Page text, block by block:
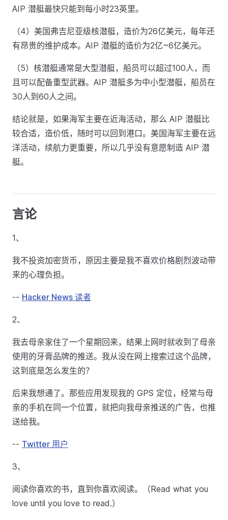
AIP 潜艇最快只能到每小时23英里。
（4）美国弗吉尼亚级核潜艇，造价为26亿美元，每年还
有昂贵的维护成本。AIP 潜艇的造价为2亿~6亿美元。
（5）核潜艇通常是大型潜艇，船员可以超过100人，而
且可以配备重型武器。AIP 潜艇多为中小型潜艇，船员在
30人到60人之间。
结论就是，如果海军主要在近海活动，那么 AIP 潜艇比
较合适，造价低，随时可以回到港口。美国海军主要在远
洋活动，续航力更重要，所以几乎没有意愿制造 AIP 潜
艇。
言论
1、
我不投资加密货币，原因主要是我不喜欢价格剧烈波动带
来的心理负担。
-- Hacker News 读者
2、
我去母亲家住了一个星期回来，结果上网时就收到了母亲
使用的牙膏品牌的推送。我从没在网上搜索过这个品牌，
这到底是怎么发生的？
后来我想通了。那些应用发现我的 GPS 定位，经常与母
亲的手机在同一个位置，就把向我母亲推送的广告，也推
送给我。
-- Twitter 用户
3、
阅读你喜欢的书，直到你喜欢阅读。（Read what you
love until you love to read.）